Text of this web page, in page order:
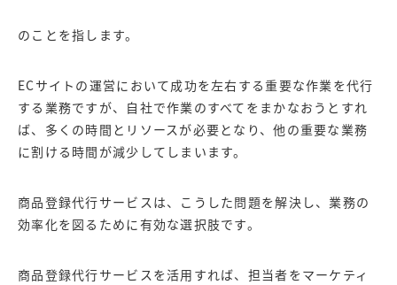
のことを指します。
ECサイトの運営において成功を左右する重要な作業を代行
する業務ですが、自社で作業のすべてをまかなおうとすれ
ば、多くの時間とリソースが必要となり、他の重要な業務
に割ける時間が減少してしまいます。
商品登録代行サービスは、こうした問題を解決し、業務の
効率化を図るために有効な選択肢です。
商品登録代行サービスを活用すれば、担当者をマーケティ